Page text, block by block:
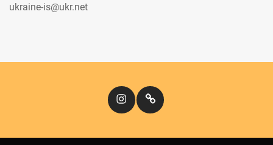
ukraine-is@ukr.net
InstagramКіномандри